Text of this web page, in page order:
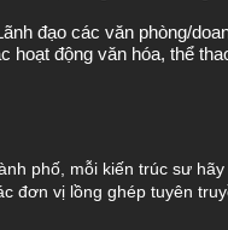
đạo các văn phòng/
hoạt động văn hóa, thể
phố, mỗi kiến trúc sư
đơn vị lồng ghép tuyên